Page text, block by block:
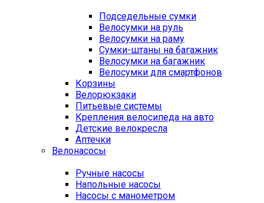
Подседельные сумки
Велосумки на руль
Велосумки на раму
Сумки-штаны на багажник
Велосумки на багажник
Велосумки для смартфонов
Корзины
Велорюкзаки
Питьевые системы
Крепления велосипеда на авто
Детские велокресла
Аптечки
Велонасосы
Ручные насосы
Напольные насосы
Насосы с манометром